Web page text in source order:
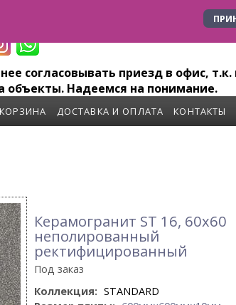
+7 923
согласовывать приезд в офис,
объекты. Надеемся на понимание.
КОРЗИНА ДОСТАВКА И ОПЛАТА КОНТАКТЫ
Керамогранит ST 16, 60x60
неполированный
ректифицированный
Под заказ
Коллекция: STANDARD